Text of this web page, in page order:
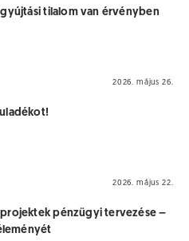
tilalom van érvényben
2026. május 26.
2026. május 22.
pénzügyi tervezése –